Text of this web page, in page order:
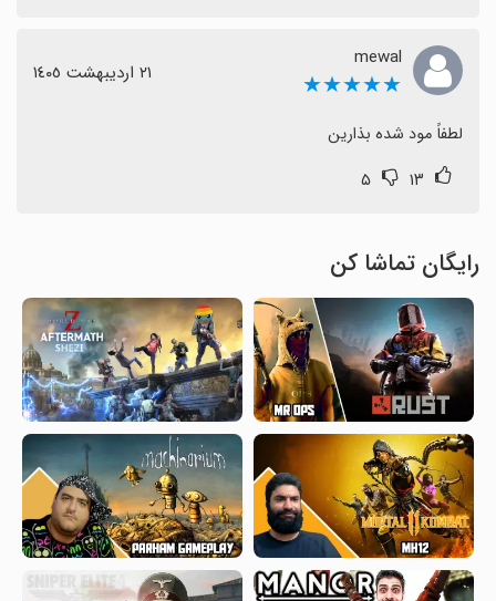
mewal
★★★★★ ٢١ اردیبهشت ١٤٠٥
لطفاً مود شده بذارین
۱۳ ۵
رایگان تماشا کن